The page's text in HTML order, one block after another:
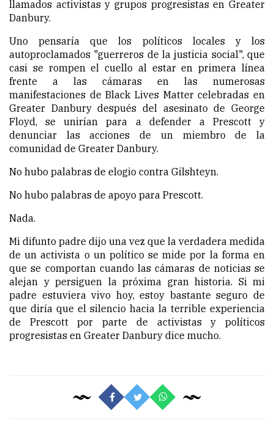
llamados activistas y grupos progresistas en Greater
Danbury.
Uno pensaría que los políticos locales y los
autoproclamados "guerreros de la justicia social", que
casi se rompen el cuello al estar en primera línea
frente a las cámaras en las numerosas
manifestaciones de Black Lives Matter celebradas en
Greater Danbury después del asesinato de George
Floyd, se unirían para a defender a Prescott y
denunciar las acciones de un miembro de la
comunidad de Greater Danbury.
No hubo palabras de elogio contra Gilshteyn.
No hubo palabras de apoyo para Prescott.
Nada.
Mi difunto padre dijo una vez que la verdadera medida
de un activista o un político se mide por la forma en
que se comportan cuando las cámaras de noticias se
alejan y persiguen la próxima gran historia. Si mi
padre estuviera vivo hoy, estoy bastante seguro de
que diría que el silencio hacia la terrible experiencia
de Prescott por parte de activistas y políticos
progresistas en Greater Danbury dice mucho.